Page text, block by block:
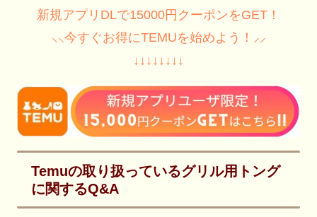
新規アプリDLで15000円クーポンをGET！
⸜⸜今すぐお得にTEMUを始めよう！⸝⸝
↓↓↓↓↓↓↓↓
Temuの取り扱っているグリル用トング
に関するQ&A